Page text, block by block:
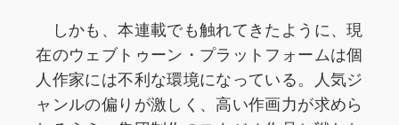
しかも、本連載でも触れてきたように、現
在のウェブトゥーン・プラットフォームは個
人作家には不利な環境になっている。人気ジ
ャンルの偏りが激しく、高い作画力が求めら